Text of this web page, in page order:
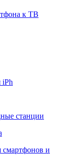
к ТВ
iPh
станции
смартфонов и